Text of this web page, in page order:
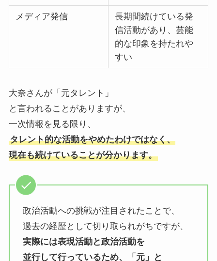
メディア発信
長期間続けている発
信活動があり、芸能
的な印象を持たれや
すい
大奈さんが「元タレント」
と言われることがありますが、
一次情報を見る限り、
タレント的な活動をやめたわけではなく、
現在も続けていることが分かります。
政治活動への挑戦が注目されたことで、
過去の経歴として切り取られがちですが、
実際には表現活動と政治活動を
並行して行っているため、「元」と